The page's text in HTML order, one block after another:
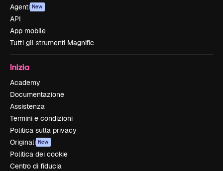
Agenti New
API
App mobile
Tutti gli strumenti Magnific
Inizia
Academy
Documentazione
Assistenza
Termini e condizioni
Politica sulla privacy
Originali New
Politica dei cookie
Centro di fiducia